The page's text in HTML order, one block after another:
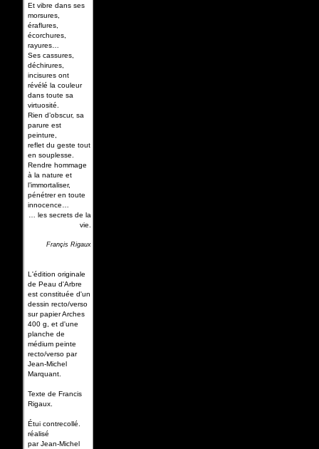
Et vibre dans ses
morsures,
éraflures,
écorchures,
rayures…
Ses cassures,
déchirures,
incisures ont
révélé la couleur
dans toute sa
virtuosité.
Rien d’obscur, sa
parure est
peinture,
reflet du geste tout
en souplesse.
Rendre hommage
à la nature et
l’immortaliser,
pénétrer en toute
innocence…
… les secrets de la
vie.
Françis Rigaux
L'édition originale
de Peau d'Arbre
est constituée d'un
dessin recto/verso
sur papier Arches
400 g, et d'une
planche de
médium peinte
recto/verso par
Jean-Michel
Marquant.
Texte de Francis
Rigaux.
Étui contrecollé.
réalisé
par Jean-Michel